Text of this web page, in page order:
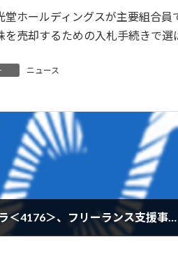
堂ホールディングスが主要組合
を売却するための入札手続きで選
ニュース
ココナラ＜4176＞、フリーランス支援事業のアン・コンサルティングを子会社化